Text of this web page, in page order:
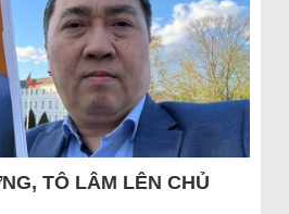
TÔ LÂM LÊN CHỦ